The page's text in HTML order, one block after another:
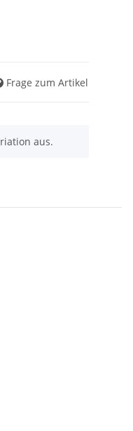
Frage zum Artikel
aus.